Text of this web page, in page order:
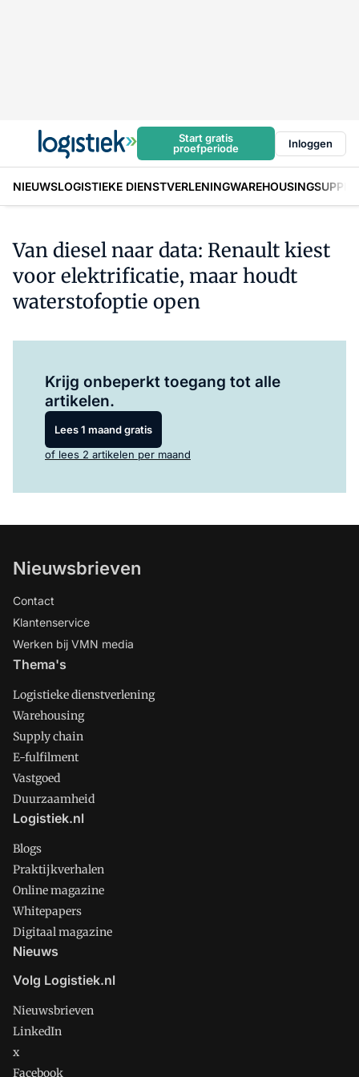
Start gratis
proefperiode
Inloggen
NIEUWSLOGISTIEKE DIENSTVERLENINGWAREHOUSING
Van diesel naar data: Renault kiest
voor elektrificatie, maar houdt
waterstofoptie open
Krijg onbeperkt toegang tot alle
artikelen.
Lees 1 maand gratis
of lees 2 artikelen per maand
Nieuwsbrieven
Contact
Klantenservice
Werken bij VMN media
Thema's
Logistieke dienstverlening
Warehousing
Supply chain
E-fulfilment
Vastgoed
Duurzaamheid
Logistiek.nl
Blogs
Praktijkverhalen
Online magazine
Whitepapers
Digitaal magazine
Nieuws
Volg Logistiek.nl
Nieuwsbrieven
LinkedIn
x
Facebook